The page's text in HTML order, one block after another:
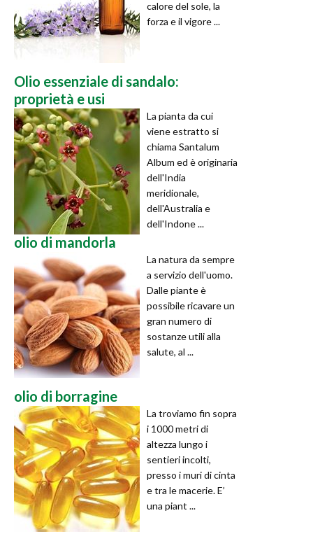
calore del sole, la
forza e il vigore ...
Olio essenziale di sandalo:
proprietà e usi
La pianta da cui
viene estratto si
chiama Santalum
Album ed è originaria
dell'India
meridionale,
dell'Australia e
dell'Indone ...
olio di mandorla
La natura da sempre
a servizio dell'uomo.
Dalle piante è
possibile ricavare un
gran numero di
sostanze utili alla
salute, al ...
olio di borragine
La troviamo fin sopra
i 1000 metri di
altezza lungo i
sentieri incolti,
presso i muri di cinta
e tra le macerie. E’
una piant ...